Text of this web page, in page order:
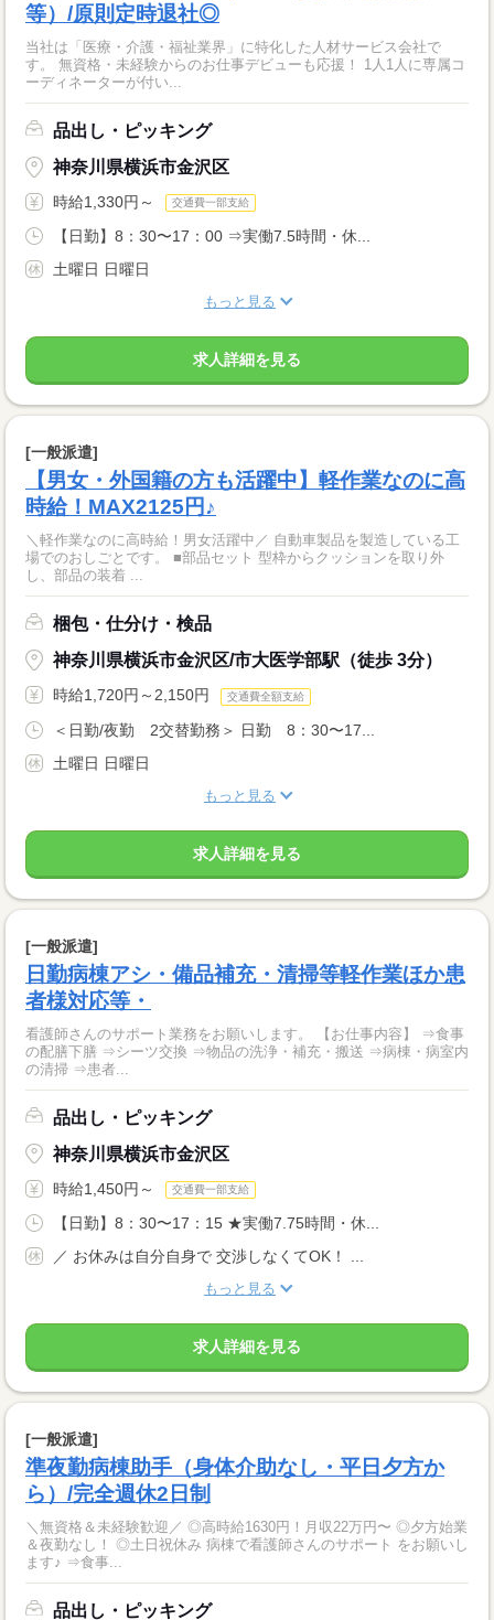
等）/原則定時退社◎
当社は「医療・介護・福祉業界」に特化した人材サービス会社で
す。 無資格・未経験からのお仕事デビューも応援！ 1人1人に専属コ
ーディネーターが付い...
品出し・ピッキング
神奈川県横浜市金沢区
時給1,330円～ 交通費一部支給
【日勤】8：30〜17：00 ⇒実働7.5時間・休...
土曜日 日曜日
もっと見る
求人詳細を見る
[一般派遣]
【男女・外国籍の方も活躍中】軽作業なのに高
時給！MAX2125円♪
＼軽作業なのに高時給！男女活躍中／ 自動車製品を製造している工
場でのおしごとです。 ■部品セット 型枠からクッションを取り外
し、部品の装着 ...
梱包・仕分け・検品
神奈川県横浜市金沢区/市大医学部駅（徒歩 3分）
時給1,720円～2,150円 交通費全額支給
＜日勤/夜勤 2交替勤務＞ 日勤 8：30〜17...
土曜日 日曜日
もっと見る
求人詳細を見る
[一般派遣]
日勤病棟アシ・備品補充・清掃等軽作業ほか患
者様対応等・
看護師さんのサポート業務をお願いします。 【お仕事内容】 ⇒食事
の配膳下膳 ⇒シーツ交換 ⇒物品の洗浄・補充・搬送 ⇒病棟・病室内
の清掃 ⇒患者...
品出し・ピッキング
神奈川県横浜市金沢区
時給1,450円～ 交通費一部支給
【日勤】8：30〜17：15 ★実働7.75時間・休...
／ お休みは自分自身で 交渉しなくてOK！ ...
もっと見る
求人詳細を見る
[一般派遣]
準夜勤病棟助手（身体介助なし・平日夕方か
ら）/完全週休2日制
＼無資格＆未経験歓迎／ ◎高時給1630円！月収22万円〜 ◎夕方始業
＆夜勤なし！ ◎土日祝休み 病棟で看護師さんのサポート をお願いし
ます♪ ⇒食事...
品出し・ピッキング